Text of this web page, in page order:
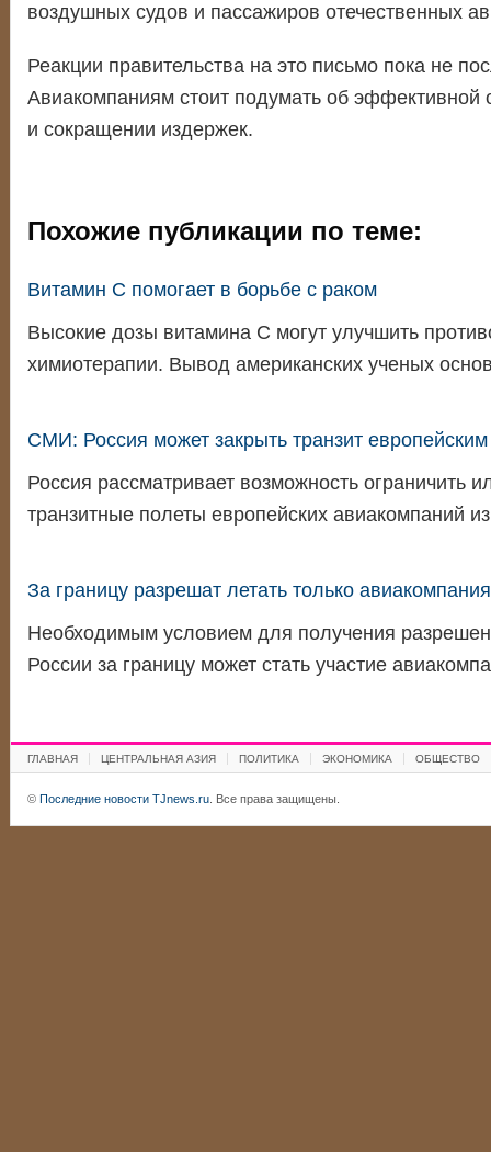
воздушных судов и пассажиров отечественных
Реакции правительства на это письмо пока не
Авиакомпаниям стоит подумать об эффективной
и сокращении издержек.
Похожие публикации по теме:
Витамин С помогает в борьбе с раком
Высокие дозы витамина С могут улучшить
химиотерапии. Вывод американских ученых
СМИ: Россия может закрыть транзит
Россия рассматривает возможность ограничить
транзитные полеты европейских авиакомпаний
За границу разрешат летать только
Необходимым условием для получения
России за границу может стать участие
ГЛАВНАЯ ЦЕНТРАЛЬНАЯ АЗИЯ ПОЛИТИКА ЭКОНОМИКА ОБЩЕСТВО
© Последние новости TJnews.ru. Все права защищены.